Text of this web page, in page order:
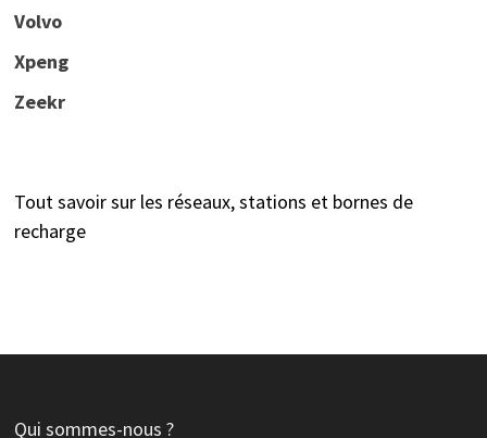
Volvo
Xpeng
Zeekr
Tout savoir sur les réseaux, stations et bornes de
recharge
Qui sommes-nous ?